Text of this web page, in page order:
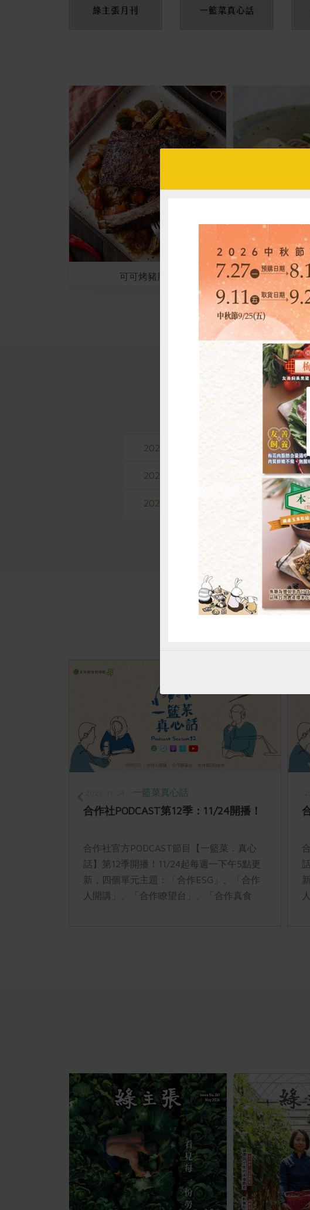
可可烤豬肋排 干貝雞
2026-06-25 【合作25】「農糧
2026-08-08 【社員意見調查】
2026-08-08 【社員意見調查】
一籃菜真心話
合作社PODCAST第12季：11/24開播！
合作社官方PODCAST節目【一籃菜．真心
話】第12季開播！11/24起每週一下午5點更
新，四個單元主題：「合作ESG」、「合作
人開講」、「合作瞭望台」、「合作真食
惜食 RPET